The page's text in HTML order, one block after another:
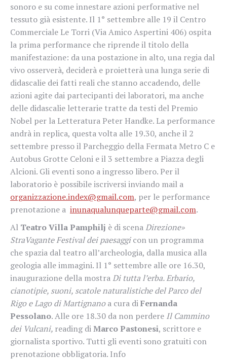
sonoro e su come innestare azioni performative nel
tessuto già esistente. Il 1° settembre alle 19 il Centro
Commerciale Le Torri (Via Amico Aspertini 406) ospita
la prima performance che riprende il titolo della
manifestazione: da una postazione in alto, una regia dal
vivo osserverà, deciderà e proietterà una lunga serie di
didascalie dei fatti reali che stanno accadendo, delle
azioni agite dai partecipanti dei laboratori, ma anche
delle didascalie letterarie tratte da testi del Premio
Nobel per la Letteratura Peter Handke. La performance
andrà in replica, questa volta alle 19.30, anche il 2
settembre presso il Parcheggio della Fermata Metro C e
Autobus Grotte Celoni e il 3 settembre a Piazza degli
Alcioni. Gli eventi sono a ingresso libero. Per il
laboratorio è possibile iscriversi inviando mail a
organizzazione.index@gmail.com, per le performance
prenotazione a inunaqualunqueparte@gmail.com.
Al Teatro Villa Pamphilj è di scenaDirezione»
StraVagante Festival dei paesaggicon un programma
che spazia dal teatro all’archeologia, dalla musica alla
geologia alle immagini. Il 1° settembre alle ore 16.30,
inaugurazione della mostraDi tutta l’erba. Erbario,
cianotipie, suoni, scatole naturalistiche del Parco del
Rigo e Lago di Martignanoa cura diFernanda
Pessolano. Alle ore 18.30 da non perdere Il Cammino
dei Vulcani, reading diMarco Pastonesi, scrittore e
giornalista sportivo. Tutti gli eventi sono gratuiti con
prenotazione obbligatoria. Info